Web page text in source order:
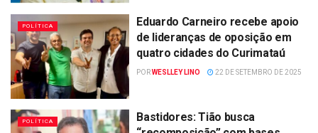
POLÍTICA
Eduardo Carneiro recebe apoio
de lideranças de oposição em
quatro cidades do Curimataú
PORWESLLEY LINO 22 DE SETEMBRO DE 2025
POLÍTICA
Bastidores: Tião busca